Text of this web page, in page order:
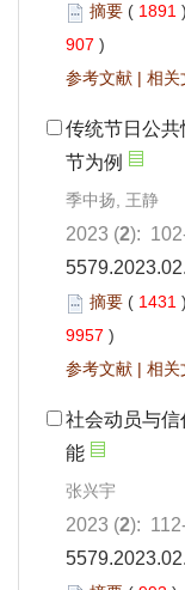
摘要 ( 1891
907 )
参考文献 | 相关
传统节日公
节为例
季中扬, 王静
2023 (2):
摘要 ( 1431
9957 )
参考文献 | 相关
社会动员与
能
张兴宇
2023 (2):